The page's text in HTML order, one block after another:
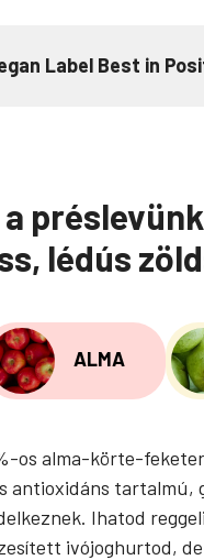
Label Best in
a
lédús
ALMA
os alma-körte-
antioxidáns tartalmú,
Ihatod
ivójoghurtod,